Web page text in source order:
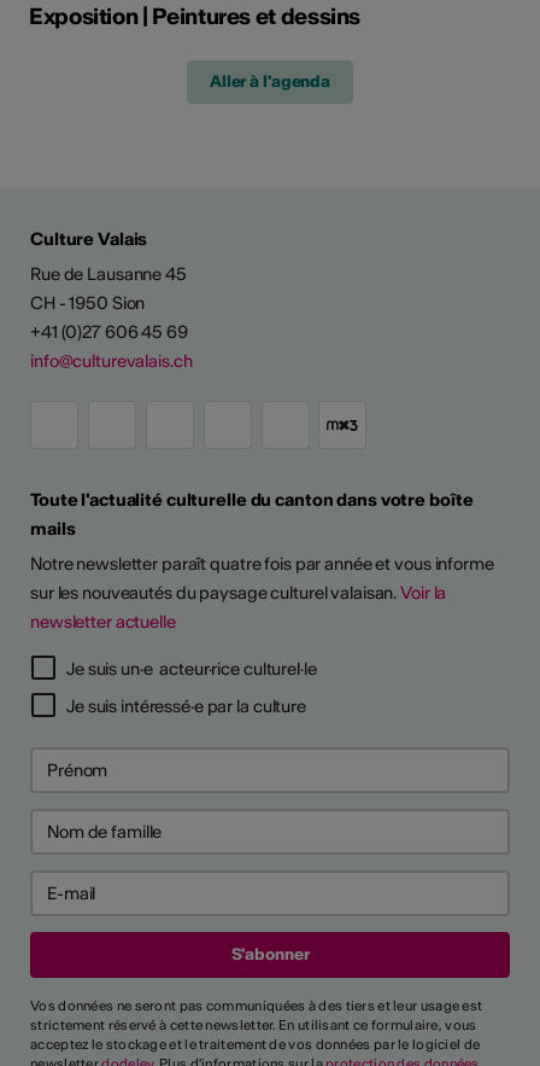
Exposition | Peintures et dessins
Aller à l'agenda
Culture Valais
Rue de Lausanne 45
CH - 1950 Sion
+41 (0)27 606 45 69
info@culturevalais.ch
Toute l'actualité culturelle du canton dans votre boîte
mails
Notre newsletter paraît quatre fois par année et vous informe
sur les nouveautés du paysage culturel valaisan.Voir la
newsletter actuelle
Je suis un·e acteur·rice culturel·le
Je suis intéressé·e par la culture
Vos données ne seront pas communiquées à des tiers et leur usage est
strictement réservé à cette newsletter. En utilisant ce formulaire, vous
acceptez le stockage et le traitement de vos données par le logiciel de